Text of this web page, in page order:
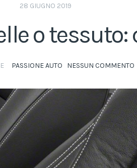
28 GIUGNO 2019
o
PASSIONE AUTO NESSUN COMMENTO